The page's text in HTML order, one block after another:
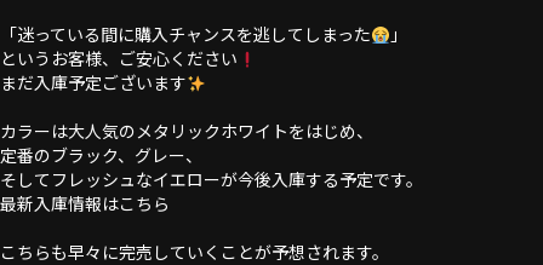
「迷っている間に購入チャンスを逃してしまった
」
というお客様、ご安心ください
まだ入庫予定ございます
カラーは大人気のメタリックホワイトをはじめ、
定番のブラック、グレー、
そしてフレッシュなイエローが今後入庫する予定です。
最新入庫情報はこちら
こちらも早々に完売していくことが予想されます。